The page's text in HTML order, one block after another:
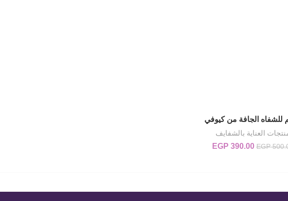
إضافة إلى السلة
للشفاه الجافة من كيوفي
العناية بالشفايف
EGP السعر الأصلي هو: EGP 500.00.
EGP 390.00